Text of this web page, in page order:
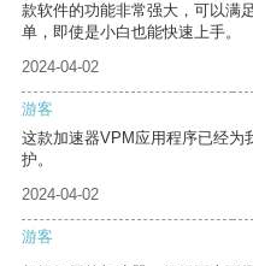
款软件的功能非常强大，可以满
单，即使是小白也能快速上手。
2024-04-02
游客
这款加速器VPM应用程序已经为
护。
2024-04-02
游客